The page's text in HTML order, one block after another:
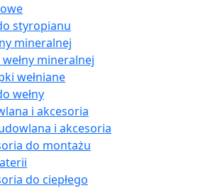
styropianu
mineralnej
mineralnej
wełniane
wełny
i akcesoria
i akcesoria
do montażu
do ciepłego